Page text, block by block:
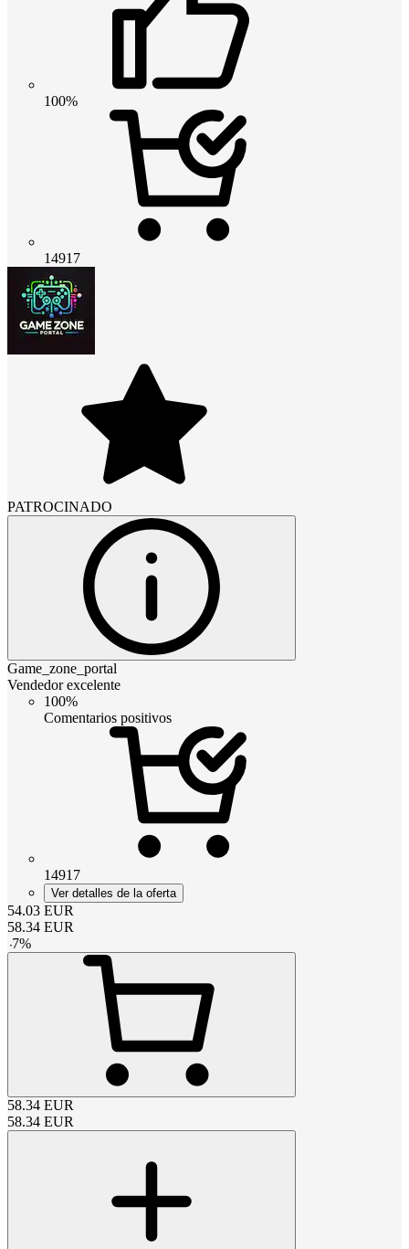
100%
14917
PATROCINADO
Game_zone_portal
Vendedor excelente
100%
Comentarios positivos
14917
Ver detalles de la oferta
54.03 EUR
58.34 EUR
-7%
58.34 EUR
58.34 EUR